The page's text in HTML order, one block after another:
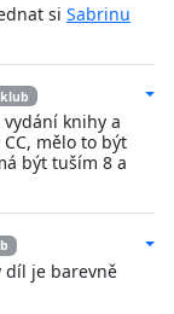
si Sabrinu
knihy a
mělo to být
být tuším 8 a
díl je barevně